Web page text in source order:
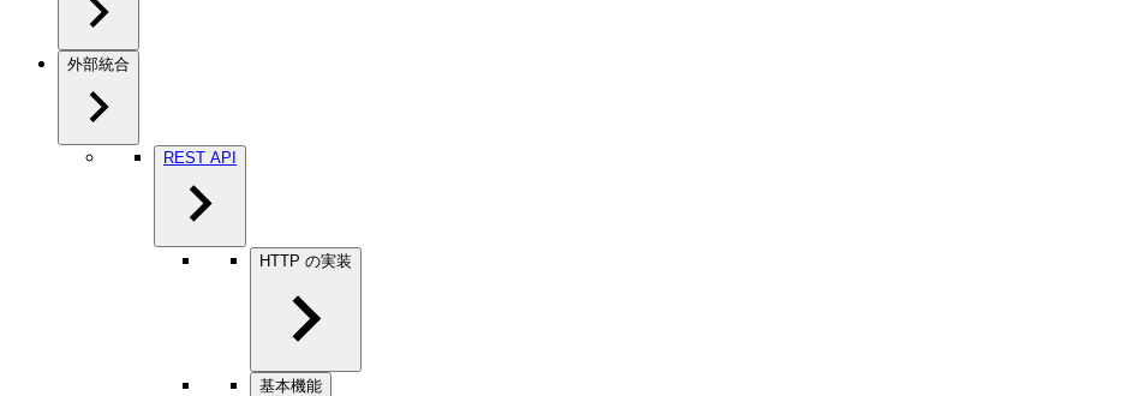
外部統合
REST API
HTTP の実装
基本機能